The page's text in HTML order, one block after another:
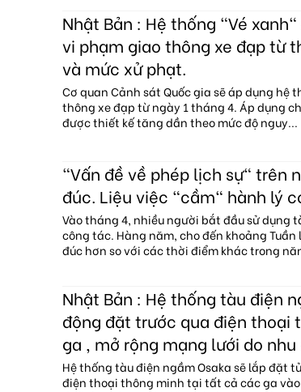
Nhật Bản : Hệ thống "Vé
vi phạm giao thông xe đạp từ
và mức xử phạt.
Cơ quan Cảnh sát Quốc gia sẽ áp dụng
thông xe đạp từ ngày 1 tháng 4. Áp dụng
được thiết kế tăng dần theo mức độ nguy...
"Vấn đề về phép lịch sự" trên
đúc. Liệu việc "cầm" hành lý
Vào tháng 4, nhiều người bắt đầu sử dụng
công tác. Hàng năm, cho đến khoảng
đúc hơn so với các thời điểm khác trong
Nhật Bản : Hệ thống tàu điện
động đặt trước qua điện
ga , mở rộng mạng lưới do
Hệ thống tàu điện ngầm Osaka sẽ lắp đặt
điện thoại thông minh tại tất cả các ga